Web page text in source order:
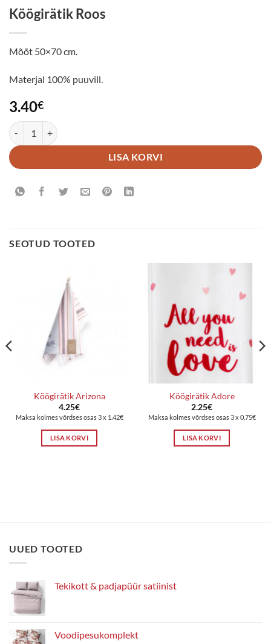
Köögirätik Roos
Mõõt 50×70 cm.
Materjal 100% puuvill.
3.40€
Köögirätik Roos kogus
LISA KORVI
SEOTUD TOOTED
Köögirätik Arizona
4.25€
Maksa kolmes võrdses osas 3 x 1.42€
LISA KORVI
Köögirätik Adore
2.25€
Maksa kolmes võrdses osas 3 x 0.75€
LISA KORVI
UUED TOOTED
Tekikott & padjapüür satiinist
Voodipesukomplekt